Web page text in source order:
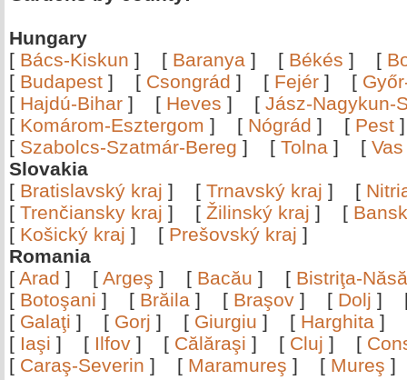
Hungary
[ Bács-Kiskun ] [ Baranya ] [ Békés ] [
[ Budapest ] [ Csongrád ] [ Fejér ] [
[ Hajdú-Bihar ] [ Heves ] [ Jász-Nagykun-
[ Komárom-Esztergom ] [ Nógrád ] [ Pest
[ Szabolcs-Szatmár-Bereg ] [ Tolna ] [ Vas
Slovakia
[ Bratislavský kraj ] [ Trnavský kraj ] [
[ Trenčiansky kraj ] [ Žilinský kraj ] [
[ Košický kraj ] [ Prešovský kraj ]
Romania
[ Arad ] [ Argeş ] [ Bacău ] [ Bistriţa-
[ Botoşani ] [ Brăila ] [ Braşov ] [ Dolj ]
[ Galaţi ] [ Gorj ] [ Giurgiu ] [ Harghita ]
[ Iaşi ] [ Ilfov ] [ Călăraşi ] [ Cluj ] [
[ Caraş-Severin ] [ Maramureş ] [ Mureş